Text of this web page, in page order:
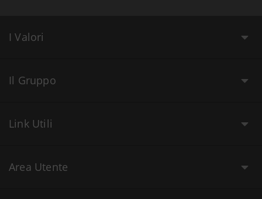
I Valori
Il Gruppo
Link Utili
Area Utente